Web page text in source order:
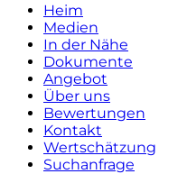
Heim
Medien
In der Nähe
Dokumente
Angebot
Über uns
Bewertungen
Kontakt
Wertschätzung
Suchanfrage